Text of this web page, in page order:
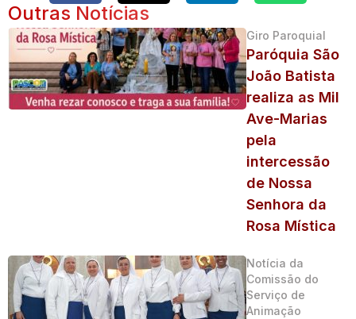
Outras Notícias
Giro Paroquial
Paróquia São
João Batista
realiza as Mil
Ave-Marias
pela
intercessão
de Nossa
Senhora da
Rosa Mística
Notícia da
Comissão do
Serviço de
Animação